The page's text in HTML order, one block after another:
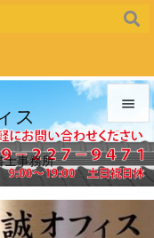
ス
士事務所


メニュ

